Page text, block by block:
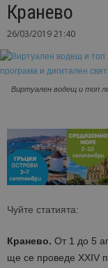
Кранево
26/03/2019 21:40
Виртуален водещ и топ
Чуйте статията:
Кранево. От 1 до 5
ще се проведе XXIV